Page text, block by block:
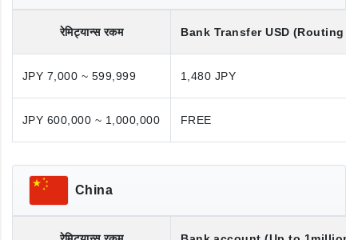
रेमिट्यान्स रकम Bank TransferUSD (Routing
JPY 7,000 ~ 599,999 1,480 JPY
JPY 600,000 ~ 1,000,000 FREE
China